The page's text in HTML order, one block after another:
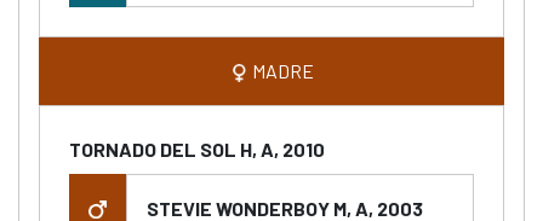
MADRE
TORNADO DEL SOL H, A, 2010
STEVIE WONDERBOY M, A, 2003